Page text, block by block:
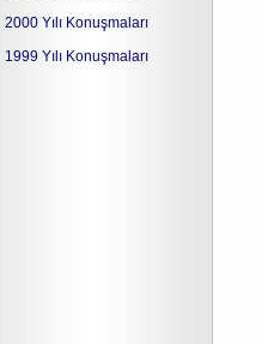
2000 Yılı Konuşmaları
1999 Yılı Konuşmaları